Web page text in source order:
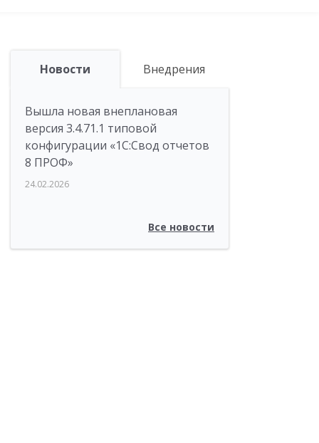
Новости Внедрения
Вышла новая внеплановая
версия 3.4.71.1 типовой
конфигурации «1C:Свод отчетов
8 ПРОФ»
24.02.2026
Все новости